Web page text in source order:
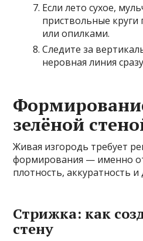
Если лето сухое,
приствольные
или опилками.
Следите за
неровная линия
зелёной
Живая изгородь требует
формирования — именно
плотность, аккуратность
Стрижка: как
стену